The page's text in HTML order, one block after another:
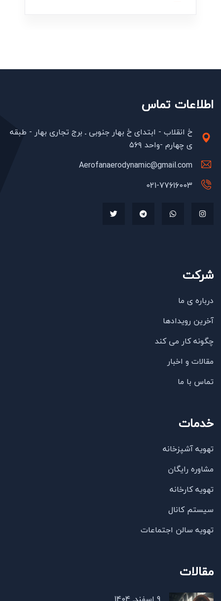
اطلاعات تماس
خ انقلاب - ابتدای خ بهار جنوبی ـ برج تجاری بهار - طبقه
ی چهارم -واحد ۵۶۹
Aerofanaerodynamic@gmail.com
021-77616003
شرکت
درباره ی ما
آخرین رویدادها
چگونه کار می کند
مقالات و اخبار
تماس با ما
خدمات
تهویه آشپزخانه
مشاوره رایگان
تهویه کارخانه
سیستم کانال
تهویه سالن اجتماعات
مقالات